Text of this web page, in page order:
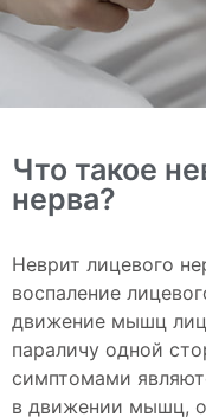
Что такое
нерва?
Неврит лицевого
воспаление
движение мышц
параличу одной
симптомами
в движении мышц,